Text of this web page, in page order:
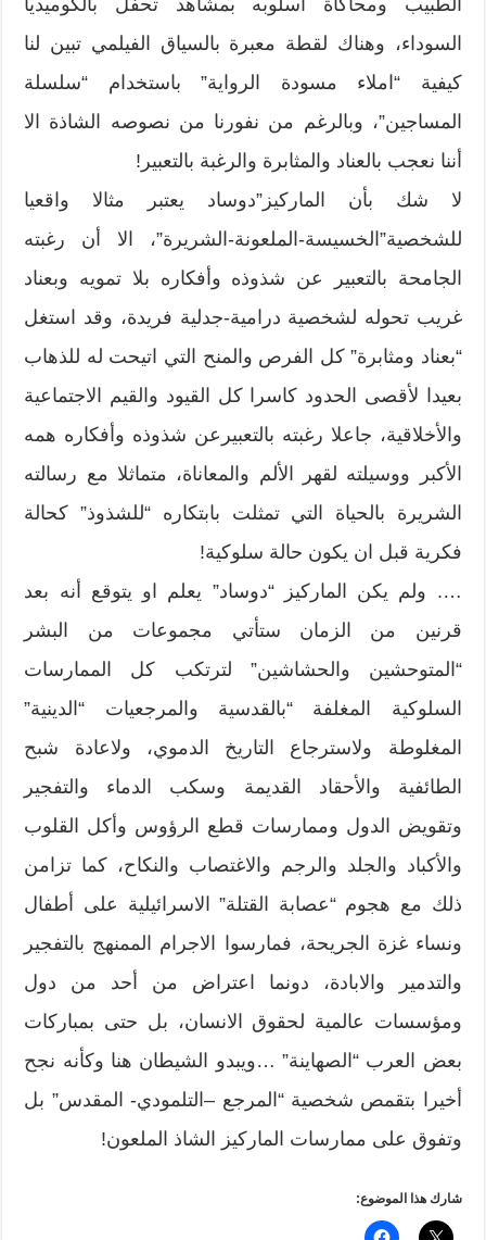
السوداء، وهناك لقطة معبرة بالسياق الفيلمي تبين لنا
كيفية “املاء مسودة الرواية” باستخدام “سلسلة
المساجين”، وبالرغم من نفورنا من نصوصه الشاذة الا
أننا نعجب بالعناد والمثابرة والرغبة بالتعبير!
لا شك بأن الماركيز”دوساد يعتبر مثالا واقعيا
للشخصية”الخسيسة-الملعونة-الشريرة”، الا أن رغبته
الجامحة بالتعبير عن شذوذه وأفكاره بلا تمويه وبعناد
غريب تحوله لشخصية درامية-جدلية فريدة، وقد استغل
“بعناد ومثابرة” كل الفرص والمنح التي اتيحت له للذهاب
بعيدا لأقصى الحدود كاسرا كل القيود والقيم الاجتماعية
والأخلاقية، جاعلا رغبته بالتعبيرعن شذوذه وأفكاره همه
الأكبر ووسيلته لقهر الألم والمعاناة، متماثلا مع رسالته
الشريرة بالحياة التي تمثلت بابتكاره “للشذوذ” كحالة
فكرية قبل ان يكون حالة سلوكية!
…. ولم يكن الماركيز “دوساد” يعلم او يتوقع أنه بعد
قرنين من الزمان ستأتي مجموعات من البشر
“المتوحشين والحشاشين” لترتكب كل الممارسات
السلوكية المغلفة “بالقدسية والمرجعيات “الدينية”
المغلوطة ولاسترجاع التاريخ الدموي، ولاعادة شبح
الطائفية والأحقاد القديمة وسكب الدماء والتفجير
وتقويض الدول وممارسات قطع الرؤوس وأكل القلوب
والأكباد والجلد والرجم والاغتصاب والنكاح، كما تزامن
ذلك مع هجوم “عصابة القتلة” الاسرائيلية على أطفال
ونساء غزة الجريحة، فمارسوا الاجرام الممنهج بالتفجير
والتدمير والابادة، دونما اعتراض من أحد من دول
ومؤسسات عالمية لحقوق الانسان، بل حتى بمباركات
بعض العرب “الصهاينة” …ويبدو الشيطان هنا وكأنه نجح
أخيرا بتقمص شخصية “المرجع –التلمودي- المقدس” بل
وتفوق على ممارسات الماركيز الشاذ الملعون!
شارك هذا الموضوع: